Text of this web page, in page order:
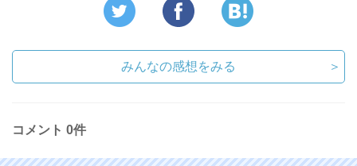
みんなの感想をみる ＞
コメント 0件